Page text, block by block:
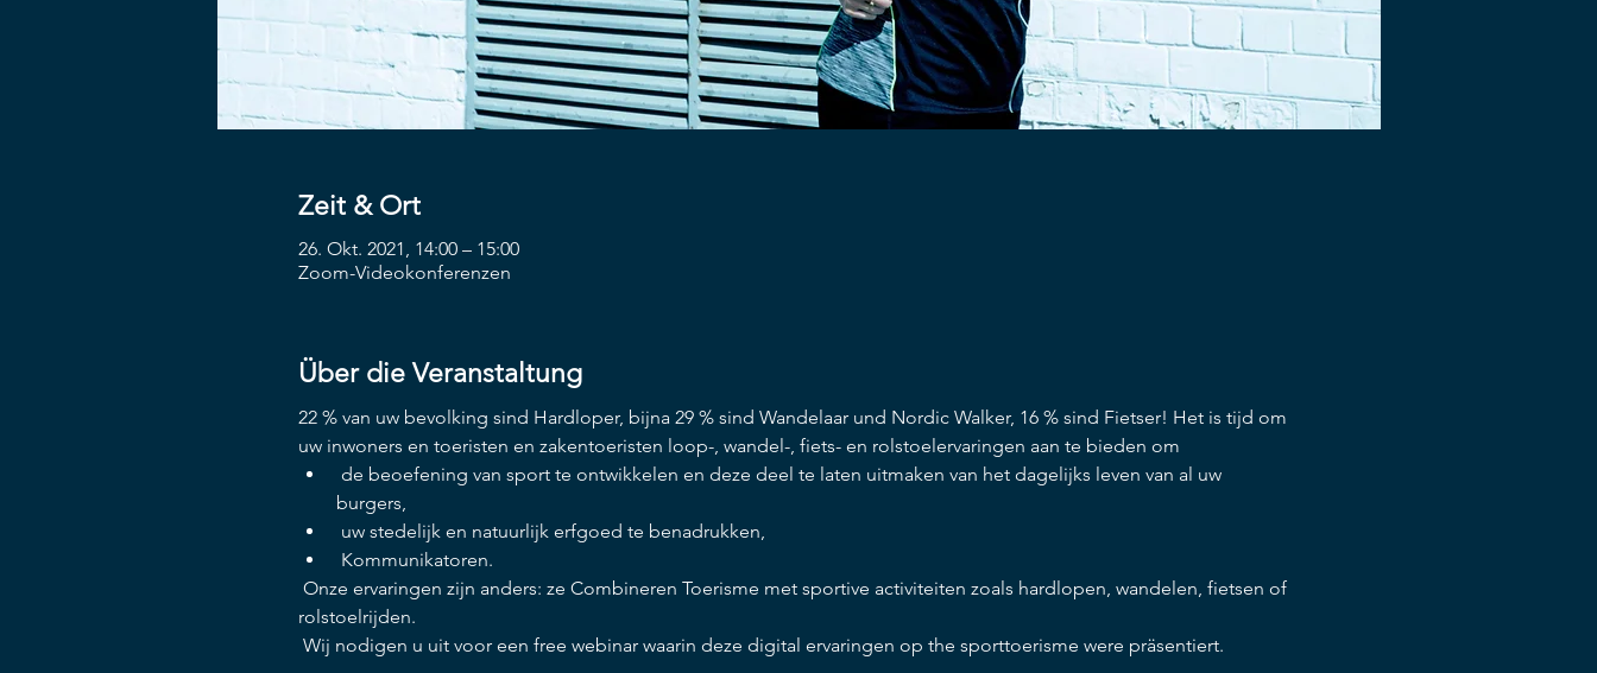
Zeit & Ort
26. Okt. 2021, 14:00 – 15:00
Zoom-Videokonferenzen
Über die Veranstaltung
22 % van uw bevolking sind Hardloper, bijna 29 % sind Wandelaar und Nordic Walker, 16 % sind Fietser! Het is tijd om
uw inwoners en toeristen en zakentoeristen loop-, wandel-, fiets- en rolstoelervaringen aan te bieden om
burgers,
uw stedelijk en natuurlijk erfgoed te benadrukken,
Kommunikatoren.
rolstoelrijden.
Wij nodigen u uit voor een free webinar waarin deze digital ervaringen op the sporttoerisme were präsentiert.